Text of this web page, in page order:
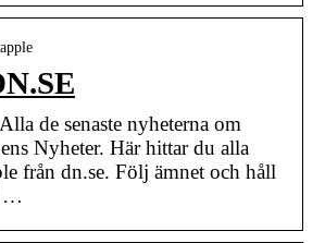
de senaste nyheterna om
Nyheter. Här hittar du alla
från dn.se. Följ ämnet och håll
…